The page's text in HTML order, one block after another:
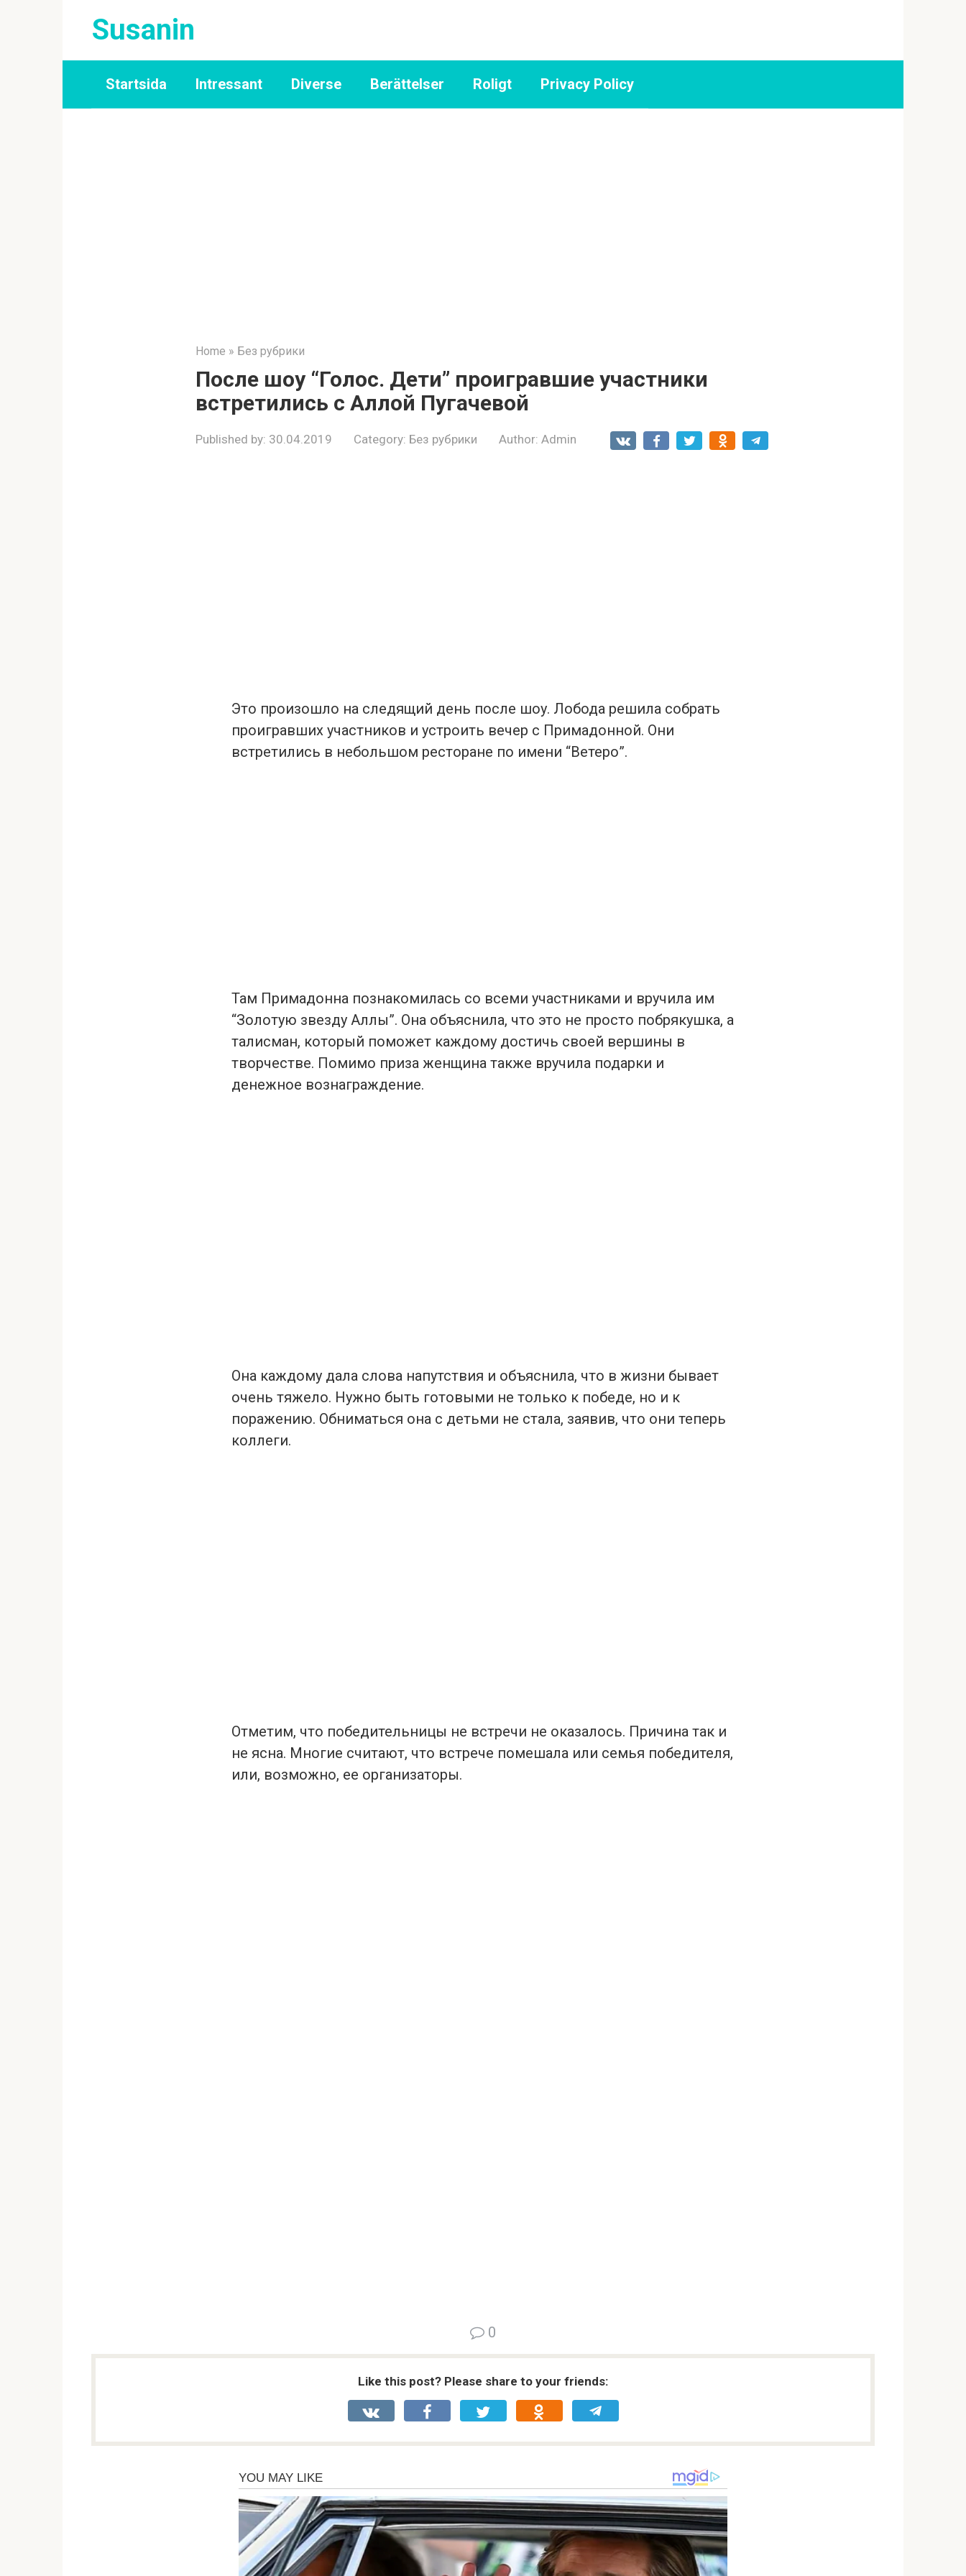
Susanin
Startsida Intressant Diverse Berättelser Roligt Privacy Policy
Home » Без рубрики
После шоу “Голос. Дети” проигравшие участники
встретились с Аллой Пугачевой
Published by: 30.04.2019 Category: Без рубрики Author: Admin
Это произошло на следящий день после шоу. Лобода решила собрать
проигравших участников и устроить вечер с Примадонной. Они
встретились в небольшом ресторане по имени “Ветеро”.
Там Примадонна познакомилась со всеми участниками и вручила им
“Золотую звезду Аллы”. Она объяснила, что это не просто побрякушка, а
талисман, который поможет каждому достичь своей вершины в
творчестве. Помимо приза женщина также вручила подарки и
денежное вознаграждение.
Она каждому дала слова напутствия и объяснила, что в жизни бывает
очень тяжело. Нужно быть готовыми не только к победе, но и к
поражению. Обниматься она с детьми не стала, заявив, что они теперь
коллеги.
Отметим, что победительницы не встречи не оказалось. Причина так и
не ясна. Многие считают, что встрече помешала или семья победителя,
или, возможно, ее организаторы.
0
Like this post? Please share to your friends: